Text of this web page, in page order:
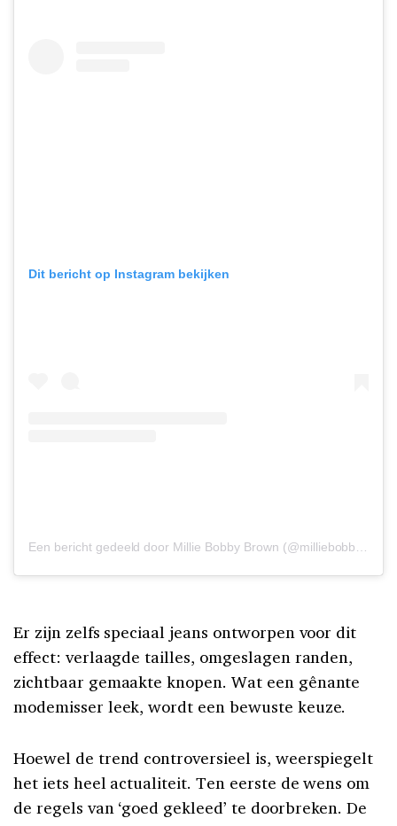
Dit bericht op Instagram bekijken
Er zijn zelfs speciaal jeans ontworpen voor dit
effect: verlaagde tailles, omgeslagen randen,
zichtbaar gemaakte knopen. Wat een gênante
modemisser leek, wordt een bewuste keuze.
Hoewel de trend controversieel is, weerspiegelt
het iets heel actualiteit. Ten eerste de wens om
de regels van ‘goed gekleed’ te doorbreken. De